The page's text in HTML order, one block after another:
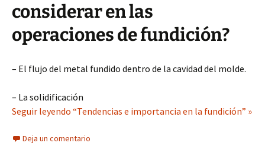
considerar en las
operaciones de fundición?
– El flujo del metal fundido dentro de la cavidad del molde.
– La solidificación
Seguir leyendo “Tendencias e importancia en la fundición” »
Deja un comentario